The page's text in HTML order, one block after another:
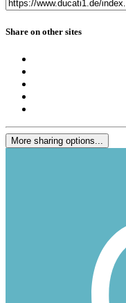
Share on other sites
More sharing options...